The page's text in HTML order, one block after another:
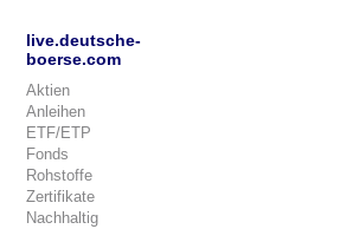
live.deutsche-
boerse.com
Aktien
Anleihen
ETF/ETP
Fonds
Rohstoffe
Zertifikate
Nachhaltig